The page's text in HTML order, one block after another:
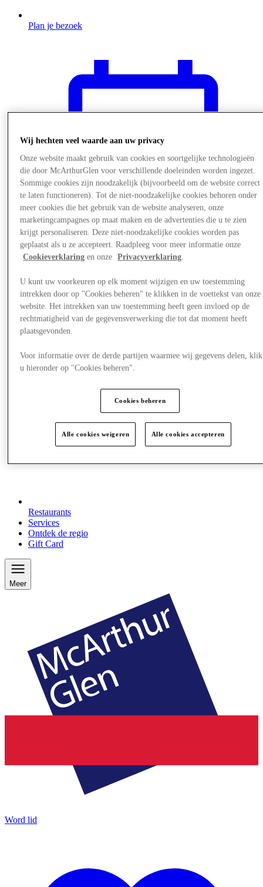
Plan je bezoek
Restaurants
Services
Ontdek de regio
Gift Card
Meer
Word lid
Wij hechten veel waarde aan uw privacy
Onze website maakt gebruik van cookies en soortgelijke technologieën
die door McArthurGlen voor verschillende doeleinden worden ingezet.
Sommige cookies zijn noodzakelijk (bijvoorbeeld om de website correct
te laten functioneren). Tot de niet-noodzakelijke cookies behoren onder
meer cookies die het gebruik van de website analyseren, onze
marketingcampagnes op maat maken en de advertenties die u te zien
krijgt personaliseren. Deze niet-noodzakelijke cookies worden pas
geplaatst als u ze accepteert. Raadpleeg voor meer informatie onze
Cookieverklaring en onze Privacyverklaring.
U kunt uw voorkeuren op elk moment wijzigen en uw toestemming
intrekken door op "Cookies beheren" te klikken in de voettekst van onze
website. Het intrekken van uw toestemming heeft geen invloed op de
rechtmatigheid van de gegevensverwerking die tot dat moment heeft
plaatsgevonden.
Voor informatie over de derde partijen waarmee wij gegevens delen,
u hieronder op "Cookies beheren".
Cookies beheren
Alle cookies weigeren Alle cookies accepteren